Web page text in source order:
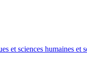
et sciences humaines et